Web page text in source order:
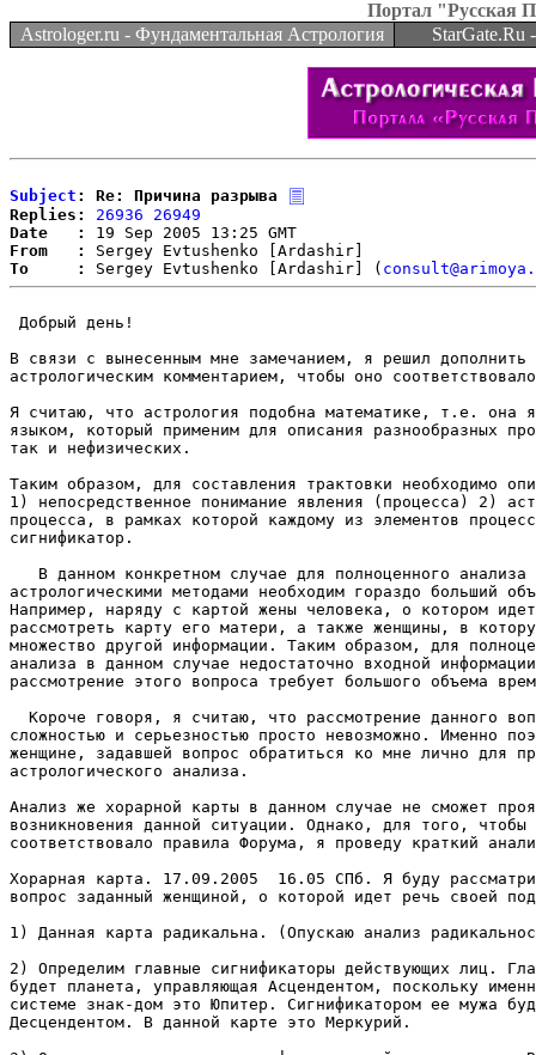
Портал "Русская
Astrologer.ru - Фундаментальная Астрология
StarGate.Ru
Subject : Re: Причина разрыва
Replies:
26936
26949
Date   :
From   :
To     :
Sergey Evtushenko [Ardashir] (
Добрый день!
В связи с вынесенным мне замечанием, я решил дополнить
астрологическим комментарием, чтобы оно
Я считаю, что астрология подобна математике, т.е. она
языком, который применим для описания разнообразных
так и нефизических.
Таким образом, для составления трактовки необходимо
1) непосредственное понимание явления (процесса) 2)
процесса, в рамках которой каждому из элементов
сигнификатор.
В данном конкретном случае для полноценного анализа
астрологическими методами необходим гораздо больший
Например, наряду с картой жены человека, о котором
рассмотреть карту его матери, а также женщины, в
множество другой информации. Таким образом, для
анализа в данном случае недостаточно входной
рассмотрение этого вопроса требует большого объема
Короче говоря, я считаю, что рассмотрение данного
сложностью и серьезностью просто невозможно. Именно
женщине, задавшей вопрос обратиться ко мне лично для
астрологического анализа.
Анализ же хорарной карты в данном случае не сможет
возникновения данной ситуации. Однако, для того, чтобы
соответствовало правила Форума, я проведу краткий
Хорарная карта. 17.09.2005  16.05 СПб. Я буду
вопрос заданный женщиной, о которой идет речь своей
1) Данная карта радикальна. (Опускаю анализ
2) Определим главные сигнификаторы действующих лиц.
будет планета, управляющая Асцендентом, поскольку
системе знак-дом это Юпитер. Сигнификатором ее мужа
Десцендентом. В данной карте это Меркурий.